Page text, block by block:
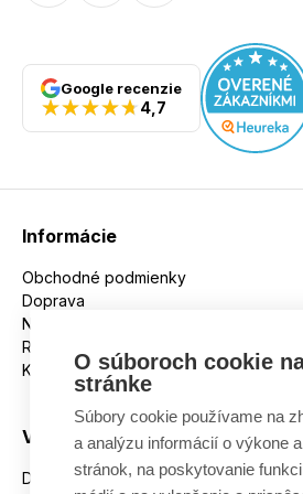
Google recenzie
4,7
Informácie
Obchodné podmienky
Doprava
Nakupujeme na splátky
Reklamácie
Kontakt
Všetko o nákupe
Dostupnosť tovaru
O súboroch cookie
stránke
Súbory cookie používame na
a analýzu informácií o výkone
stránok, na poskytovanie